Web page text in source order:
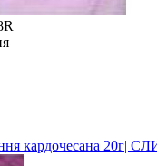
кардочесана 20г|